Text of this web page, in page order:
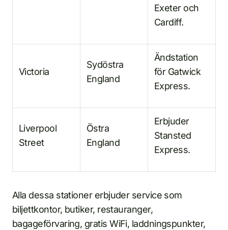
Exeter och
Cardiff.
Victoria
Sydöstra
England
Ändstation
för Gatwick
Express.
Liverpool
Street
Östra
England
Erbjuder
Stansted
Express.
Alla dessa stationer erbjuder service som
biljettkontor, butiker, restauranger,
bagageförvaring, gratis WiFi, laddningspunkter,